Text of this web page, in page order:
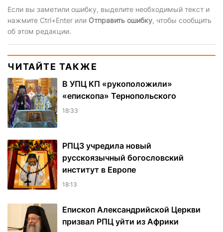
Если вы заметили ошибку, выделите необходимый текст и
нажмите Ctrl+Enter или Отправить ошибку, чтобы сообщить
об этом редакции.
ЧИТАЙТЕ ТАКЖЕ
В УПЦ КП «рукоположили»
«епископа» Тернопольского
18:33
РПЦЗ учредила новый
русскоязычный богословский
институт в Европе
18:13
Епископ Александрийской Церкви
призвал РПЦ уйти из Африки